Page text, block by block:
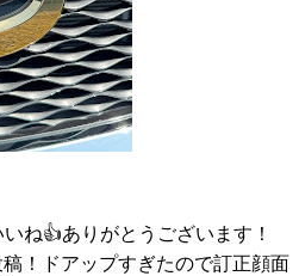
ね👍ありがとうございます！
！ドアップすぎたので訂正顔面